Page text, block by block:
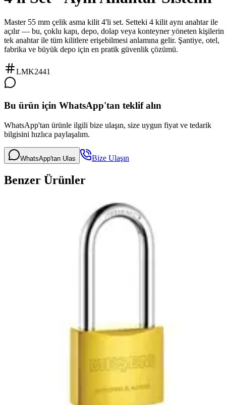
Master 55 mm çelik asma kilit 4'li set. Setteki 4 kilit aynı anahtar ile
açılır — bu, çoklu kapı, depo, dolap veya konteyner yöneten kişilerin
tek anahtar ile tüm kilitlere erişebilmesi anlamına gelir. Şantiye, otel,
fabrika ve büyük depo için en pratik güvenlik çözümü.
LMK2441
Bu ürün için WhatsApp'tan teklif alın
WhatsApp'tan ürünle ilgili bize ulaşın, size uygun fiyat ve tedarik
bilgisini hızlıca paylaşalım.
WhatsApp'tan Ulas Bize Ulaşın
Benzer Ürünler